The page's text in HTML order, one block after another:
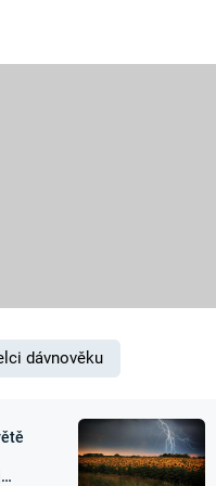
Zajímavosti
dávnověku